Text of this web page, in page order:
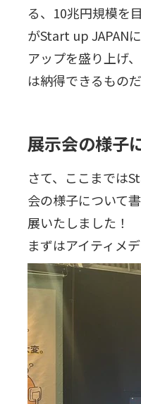
る、10兆円規模を
がStart up JAPAN
アップを盛り上げ
は納得できるもの
展示会の様子
さて、ここまでは
会の様子について
展いたしました！
まずはアイティメ